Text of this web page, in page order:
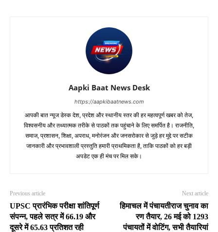
Aapki Baat News Desk
https://aapkibaatnews.com
आपकी बात न्यूज डेस्क देश, प्रदेश और स्थानीय स्तर की हर महत्वपूर्ण खबर को तेज,
विश्वसनीय और तथ्यात्मक तरीके से पाठकों तक पहुंचाने के लिए समर्पित है। राजनीति,
समाज, प्रशासन, शिक्षा, अपराध, मनोरंजन और जनसरोकार से जुड़े हर मुद्दे पर सटीक
जानकारी और प्रभावशाली प्रस्तुति हमारी प्राथमिकता है, ताकि पाठकों को हर बड़ी
अपडेट एक ही मंच पर मिल सके।
Previous article
UPSC प्रारंभिक परीक्षा शांतिपूर्ण
संपन्न, पहले सत्र में 66.19 और
दूसरे में 65.63 प्रतिशत रही
Next article
हिमाचल में पंचायतीराज चुनाव का
रण तैयार, 26 मई को 1293
पंचायतों में वोटिंग, सभी तैयारियां